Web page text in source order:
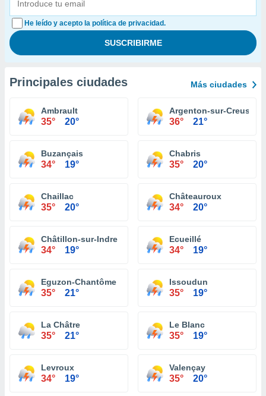
He leído y acepto la política de privacidad.
Principales ciudades Más ciudades
Ambrault
35° 20°
Argenton-sur-Creuse
36° 21°
Buzançais
34° 19°
Chabris
35° 20°
Chaillac
35° 20°
Châteauroux
34° 20°
Châtillon-sur-Indre
34° 19°
Ecueillé
34° 19°
Eguzon-Chantôme
35° 21°
Issoudun
35° 19°
La Châtre
35° 21°
Le Blanc
35° 19°
Levroux
34° 19°
Valençay
35° 20°